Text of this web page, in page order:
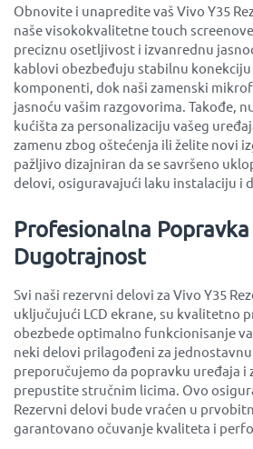
Obnovite i unapredite vaš Vivo Y35
naše visokokvalitetne touch screenove
preciznu osetljivost i izvanrednu
kablovi obezbeđuju stabilnu
komponenti, dok naši zamenski
jasnoću vašim razgovorima. Takođe,
kućišta za personalizaciju vašeg
zamenu zbog oštećenja ili želite novi
pažljivo dizajniran da se savršeno
delovi, osiguravajući laku instalaciju i
Profesionalna Popravka
Dugotrajnost
Svi naši rezervni delovi za Vivo Y35
uključujući LCD ekrane, su kvalitetno
obezbede optimalno funkcionisanje
neki delovi prilagođeni za jednostavnu
preporučujemo da popravku uređaja i
prepustite stručnim licima. Ovo
Rezervni delovi bude vraćen u
garantovano očuvanje kvaliteta i